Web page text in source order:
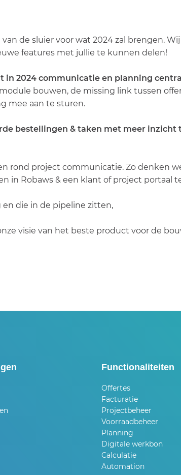
de sluier voor wat 2024 zal brengen.
features met jullie te kunnen delen!
in 2024 communicatie en planning
bouwen, de missing link tussen
mee aan te sturen.
bestellingen & taken met meer inzicht
rond project communicatie. Zo denken
in Robaws & een klant of project portaal
die in de pipeline zitten,
visie van het beste product voor de
Functionaliteiten
Offertes
Facturatie
Projectbeheer
Voorraadbeheer
Planning
Digitale werkbon
Calculatie
Automation